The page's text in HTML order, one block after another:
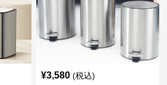
¥3,580 (税込)